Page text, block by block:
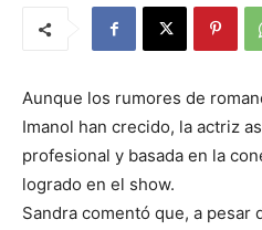
Aunque los rumores de
Imanol han crecido, la actriz
profesional y basada en la
logrado en el show.
Sandra comentó que, a pesar